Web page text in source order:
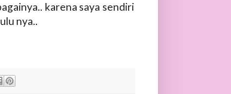
karena saya sendiri
nya..